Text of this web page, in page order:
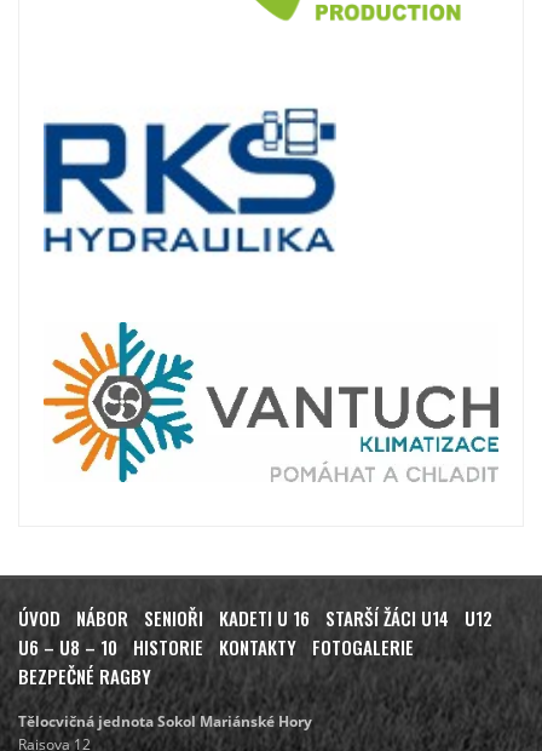
ÚVOD NÁBOR SENIOŘI KADETI U 16 STARŠÍ ŽÁCI U14
U12
U6 – U8 – 10 HISTORIE KONTAKTY
FOTOGALERIE
BEZPEČNÉ RAGBY
Tělocvičná jednota Sokol Mariánské Hory
Raisova 12